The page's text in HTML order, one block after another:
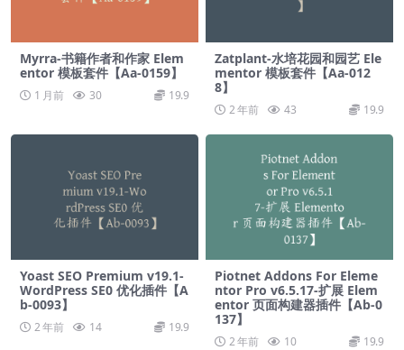
Myrra-书籍作者和作家 Elem
entor 模板套件【Aa-0159】
1 月前 30 19.9
Zatplant-水培花园和园艺 Ele
mentor 模板套件【Aa-012
8】
2 年前 43 19.9
Yoast SEO Premium v19.1-
WordPress SE0 优化插件【A
b-0093】
2 年前 14 19.9
Piotnet Addons For Eleme
ntor Pro v6.5.17-扩展 Elem
entor 页面构建器插件【Ab-0
137】
2 年前 10 19.9